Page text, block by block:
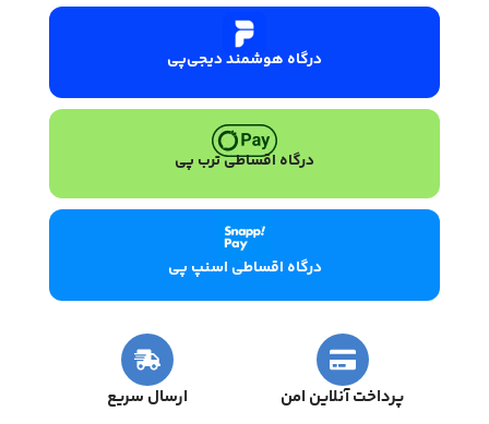
درگاه هوشمند دیجی‌پی
درگاه اقساطی ترب پی
درگاه اقساطی اسنپ پی
پرداخت آنلاین امن ارسال سریع